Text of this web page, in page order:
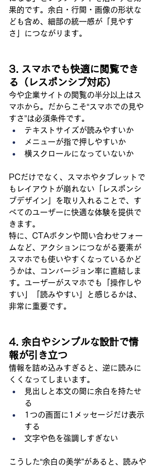
果的です。余白・行間・画像の形状な
ども含め、細部の統一感が「見やす
さ」につながります。
3. スマホでも快適に閲覧でき
る（レスポンシブ対応）
今や企業サイトの閲覧の半分以上はス
マホから。だからこそ“スマホでの見や
すさ”は必須条件です。
テキストサイズが読みやすいか
メニューが指で押しやすいか
横スクロールになっていないか
PCだけでなく、スマホやタブレットで
もレイアウトが崩れない「レスポンシ
ブデザイン」を取り入れることで、す
べてのユーザーに快適な体験を提供で
きます。
特に、CTAボタンや問い合わせフォー
ムなど、アクションにつながる要素が
スマホでも使いやすくなっているかど
うかは、コンバージョン率に直結しま
す。ユーザーがスマホでも「操作しや
すい」「読みやすい」と感じるかは、
非常に重要です。
4. 余白やシンプルな設計で情
報が引き立つ
情報を詰め込みすぎると、逆に読みに
くくなってしまいます。
見出しと本文の間に余白を持たせ
る
1つの画面に1メッセージだけ表示
する
文字や色を強調しすぎない
こうした“余白の美学”があると、読みや